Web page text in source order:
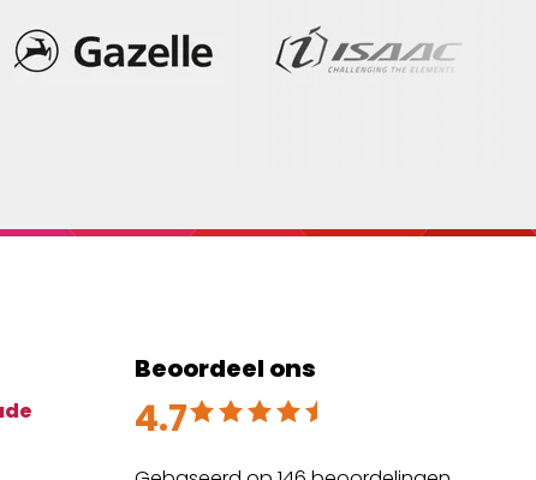
Beoordeel ons
4.7
Beoordeeld met 4.7 uit 5